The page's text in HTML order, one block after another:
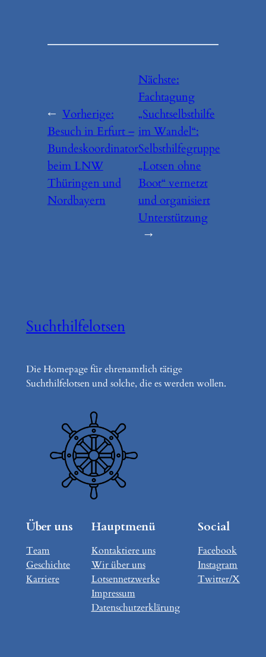
← Vorherige:
Besuch in Erfurt –
Bundeskoordinator
beim LNW
Thüringen und
Nordbayern
Nächste:
Fachtagung
„Suchtselbsthilfe
im Wandel“:
Selbsthilfegruppe
„Lotsen ohne
Boot“ vernetzt
und organisiert
Unterstützung
→
Suchthilfelotsen
Die Homepage für ehrenamtlich tätige
Suchthilfelotsen und solche, die es werden wollen.
Über uns
Team
Geschichte
Karriere
Hauptmenü
Kontaktiere uns
Wir über uns
Lotsennetzwerke
Impressum
Datenschutzerklärung
Social
Facebook
Instagram
Twitter/X